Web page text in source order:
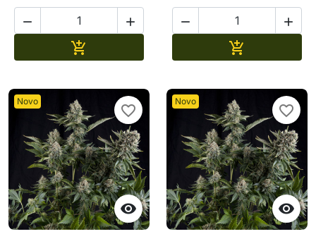
 

 

Novo

favorite_border
Novo

favorite_border